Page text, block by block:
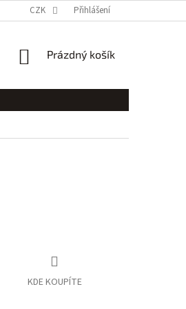
CZK Přihlášení
NÁKUPNÍ
Prázdný košík
KDE KOUPÍTE